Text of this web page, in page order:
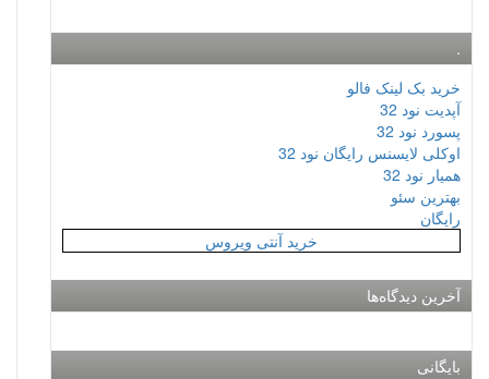
.
خرید بک لینک فالو
آپدیت نود 32
پسورد نود 32
اوکلی لایسنس رایگان نود 32
همیار نود 32
بهترین سئو
رایگان
خرید آنتی ویروس
آخرین دیدگاه‌ها
بایگانی